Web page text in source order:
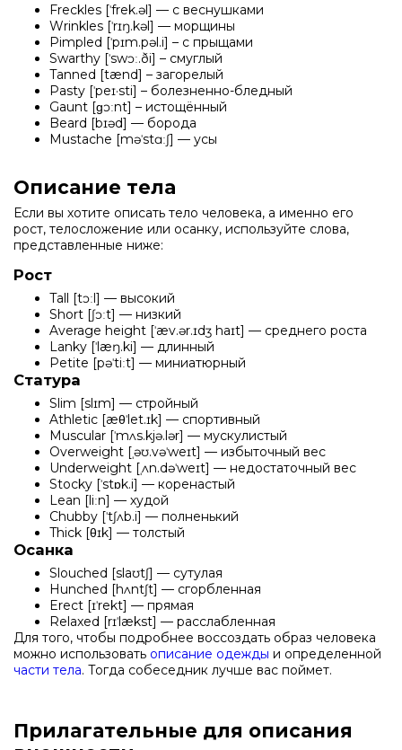
Freckles [ˈfrek.əl] — с веснушками
Wrinkles [ˈrɪŋ.kəl] — морщины
Pimpled [ˈpɪm.pəl.i] – с прыщами
Swarthy [ˈswɔː.ði] – смуглый
Tanned [tænd] – загорелый
Pasty [ˈpeɪ·sti] – болезненно-бледный
Gaunt [ɡɔːnt] – истощённый
Beard [bɪəd] — борода
Mustache [məˈstɑːʃ] — усы
Описание тела
Если вы хотите описать тело человека, а именно его
рост, телосложение или осанку, используйте слова,
представленные ниже:
Рост
Tall [tɔːl] — высокий
Short [ʃɔːt] — низкий
Average height [ˈæv.ər.ɪdʒ haɪt] — среднего роста
Lanky [ˈlæŋ.ki] — длинный
Petite [pəˈtiːt] — миниатюрный
Статура
Slim [slɪm] — стройный
Athletic [æθˈlet.ɪk] — спортивный
Muscular [ˈmʌs.kjə.lər] — мускулистый
Overweight [ˌəʊ.vəˈweɪt] — избыточный вес
Underweight [ˌʌn.dəˈweɪt] — недостаточный вес
Stocky [ˈstɒk.i] — коренастый
Lean [liːn] — худой
Chubby [ˈtʃʌb.i] — полненький
Thick [θɪk] — толстый
Осанка
Slouched [slaʊtʃ] — сутулая
Hunched [hʌntʃt] — сгорбленная
Erect [ɪˈrekt] — прямая
Relaxed [rɪˈlækst] — расслабленная
Для того, чтобы подробнее воссоздать образ человека
можно использовать описание одежды и определенной
части тела. Тогда собеседник лучше вас поймет.
Прилагательные для описания